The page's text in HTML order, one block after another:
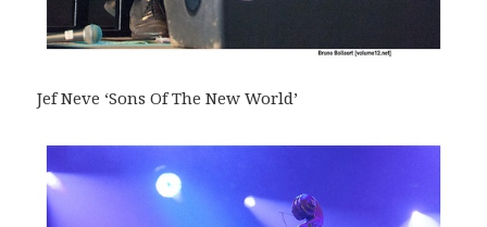
Jef Neve ‘Sons Of The New World’